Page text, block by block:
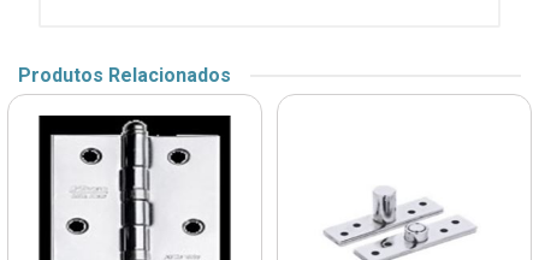
Produtos Relacionados